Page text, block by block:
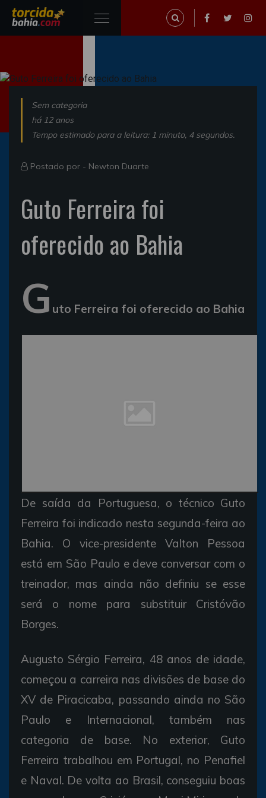
Sem categoria
há 12 anos
Tempo estimado para a leitura: 1 minuto, 4 segundos.
Postado por - Newton Duarte
Guto Ferreira foi
oferecido ao Bahia
G uto Ferreira foi oferecido ao Bahia
De saída da Portuguesa, o técnico Guto
Ferreira foi indicado nesta segunda-feira ao
Bahia. O vice-presidente Valton Pessoa
está em São Paulo e deve conversar com o
treinador, mas ainda não definiu se esse
será o nome para substituir Cristóvão
Borges.
Augusto Sérgio Ferreira, 48 anos de idade,
começou a carreira nas divisões de base do
XV de Piracicaba, passando ainda no São
Paulo e Internacional, também nas
categoria de base. No exterior, Guto
Ferreira trabalhou em Portugal, no Penafiel
e Naval. De volta ao Brasil, conseguiu boas